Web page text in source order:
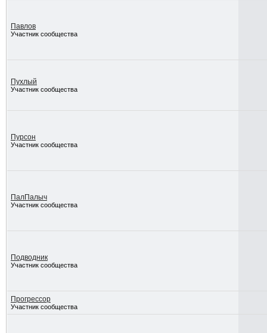
Павлов
Участник сообщества
Пухлый
Участник сообщества
Пурсон
Участник сообщества
ПалПалыч
Участник сообщества
Подводник
Участник сообщества
Прогрессор
Участник сообщества